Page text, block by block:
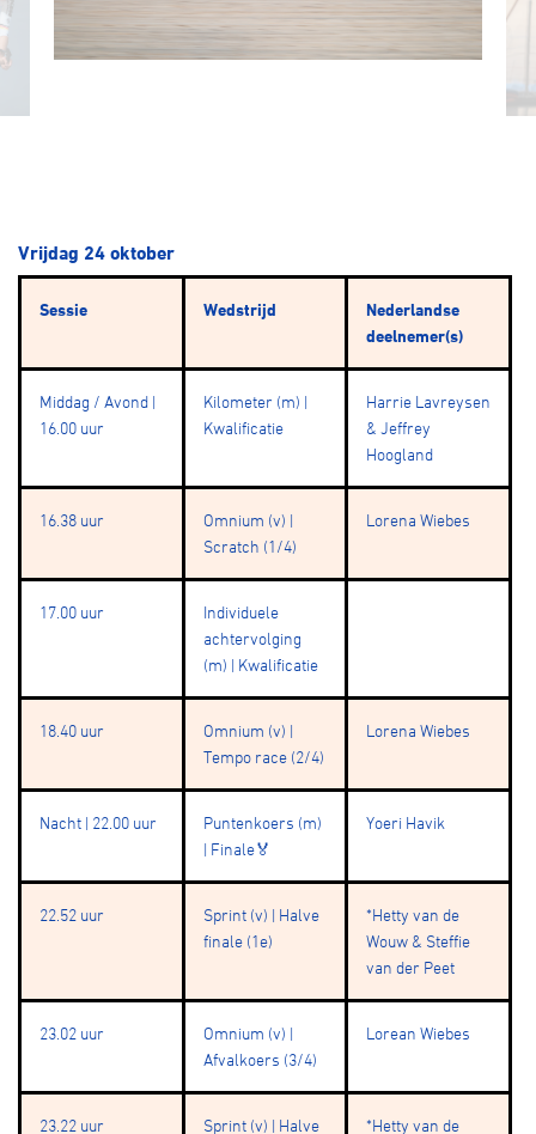
Vrijdag 24 oktober
Sessie Wedstrijd
Nederlandse
deelnemer(s)
Middag / Avond |
16.00 uur
Kilometer (m) |
Kwalificatie
Harrie Lavreysen
& Jeffrey
Hoogland
16.38 uur
Omnium (v) |
Scratch (1/4)
Lorena Wiebes
17.00 uur
Individuele
achtervolging
(m) | Kwalificatie
18.40 uur
Omnium (v) |
Tempo race (2/4)
Lorena Wiebes
Nacht | 22.00 uur
Puntenkoers (m)
| Finale🏅
Yoeri Havik
22.52 uur
Sprint (v) | Halve
finale (1e)
*Hetty van de
Wouw & Steffie
van der Peet
23.02 uur
Omnium (v) |
Afvalkoers (3/4)
Lorean Wiebes
23.22 uur
Sprint (v) | Halve
*Hetty van de